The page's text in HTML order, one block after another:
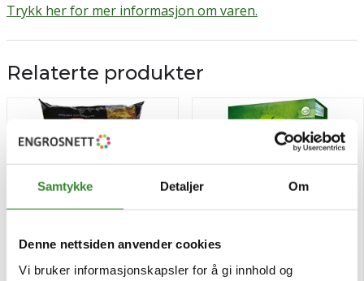
Samtykke Detaljer Om
Denne nettsiden anvender cookies
Vi bruker informasjonskapsler for å gi innhold og
Trykk her for mer informasjon om varen.
Relaterte produkter